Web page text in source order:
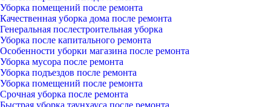
Уборка помещений после ремонта
Качественная уборка дома после ремонта
Генеральная послестроительная уборка
Уборка после капитального ремонта
Особенности уборки магазина после ремонта
Уборка мусора после ремонта
Уборка подъездов после ремонта
Уборка помещений после ремонта
Срочная уборка после ремонта
Быстрая уборка таунхауса после ремонта